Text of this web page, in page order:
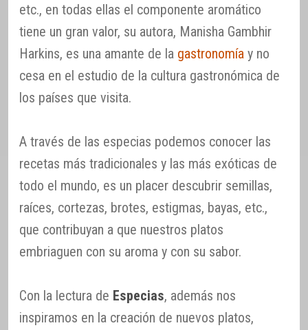
etc., en todas ellas el componente aromático
tiene un gran valor, su autora, Manisha Gambhir
Harkins, es una amante de la gastronomía y no
cesa en el estudio de la cultura gastronómica de
los países que visita.
A través de las especias podemos conocer las
recetas más tradicionales y las más exóticas de
todo el mundo, es un placer descubrir semillas,
raíces, cortezas, brotes, estigmas, bayas, etc.,
que contribuyan a que nuestros platos
embriaguen con su aroma y con su sabor.
Con la lectura de Especias, además nos
inspiramos en la creación de nuevos platos,